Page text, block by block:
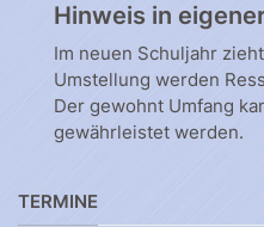
Hinweis in
Im neuen Schuljahr
Umstellung werden
Der gewohnt Umfang
gewährleistet werden.
TERMINE